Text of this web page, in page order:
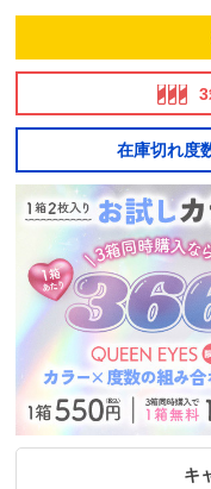
在庫切れ度
キ